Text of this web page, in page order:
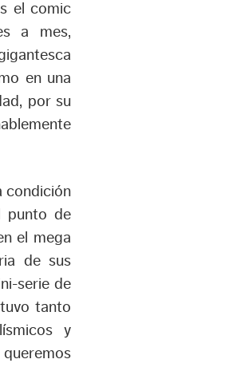
el comic
a mes,
en una
por su
condición
punto de
el mega
de sus
serie de
tanto
y